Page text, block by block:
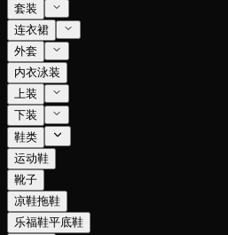
套装
连衣裙
外套
内衣泳装
上装
下装
鞋类
运动鞋
靴子
凉鞋拖鞋
乐福鞋平底鞋